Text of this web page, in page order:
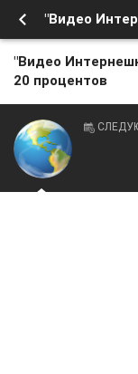
"Видео
20 процентов